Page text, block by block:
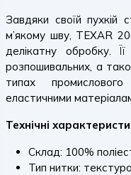
Завдяки своїй пухкій
м’якому шву, TEXAR
делікатну обробку.
розпошивальних, а
типах
еластичними
Технічні
Склад: 100%
Тип нитки: